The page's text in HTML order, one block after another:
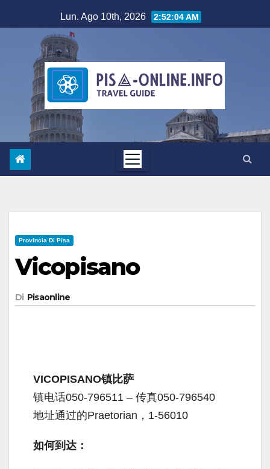
al
contenuto
Lun. Ago 10th, 2026 2:52:04 AM
Provincia Di Pisa
Vicopisano
Di Pisaonline
VICOPISANO镇比萨
镇电话050-796511 – 传真050-796540
地址通过的Praetorian，1-56010
如何到达：